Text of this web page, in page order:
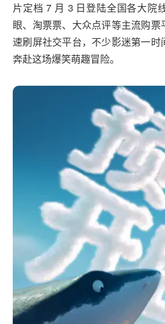
片定档 7 月 3 日登陆全国各大院
眼、淘票票、大众点评等主流购
速刷屏社交平台，不少影迷第一
奔赴这场爆笑萌趣冒险。